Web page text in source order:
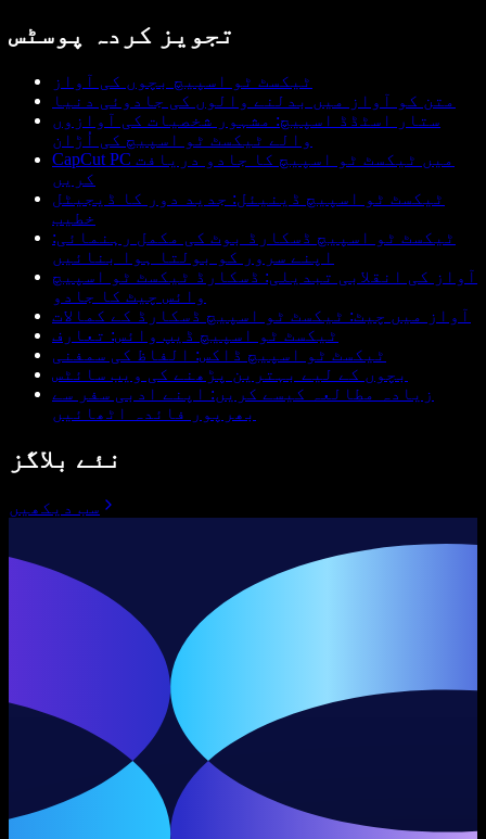
تجویز کردہ پوسٹس
ٹیکسٹ ٹو اسپیچ بچوں کی آواز
متن کو آواز میں بدلنے والوں کی جادوئی دنیا
ستار اسٹڈڈ اسپیچ: مشہور شخصیات کی آوازوں
والے ٹیکسٹ ٹو اسپیچ کی اُڑان
CapCut PC میں ٹیکسٹ ٹو اسپیچ کا جادو دریافت
کریں
ٹیکسٹ ٹو اسپیچ ڈینیئل: جدید دور کا ڈیجیٹل
خطیب
ٹیکسٹ ٹو اسپیچ ڈسکارڈ بوٹ کی مکمل رہنمائی:
اپنے سرور کو بولتا ہوا بنائیں
آواز کی انقلابی تبدیلی: ڈسکارڈ ٹیکسٹ ٹو اسپیچ
وائس چیٹ کا جادو
آواز میں چیٹ: ٹیکسٹ ٹو اسپیچ ڈسکارڈ کے کمالات
ٹیکسٹ ٹو اسپیچ ڈیپ وائس: تعارف
ٹیکسٹ ٹو اسپیچ ڈاکس: الفاظ کی سمفنی
بچوں کے لیے بہترین پڑھنے کی ویب سائٹس
زیادہ مطالعہ کیسے کریں: اپنے ادبی سفر سے
بھرپور فائدہ اٹھائیں
نئے بلاگز
سب دیکھیں